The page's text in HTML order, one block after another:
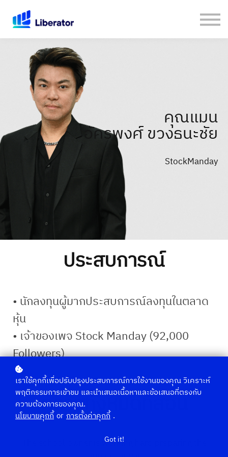
คู่มือใช้งาน Website
เปิดบัญชีกับ Liberator
คุณแมน
อัครพงศ์ ขวงธนะชัย
StockManday
ประสบการณ์
• นักลงทุนผู้มากประสบการณ์ลงทุนในตลาด
หุ้น
• เจ้าของเพจ Stock Manday (92,000
Followers)
คลาสทั้งหมดที่สอน
The school owner is working hard preparing the
เราใช้คุกกี้เพื่อปรับปรุงประสบการณ์การใช้งานของคุณ วิเคราะห์
พฤติกรรมการเข้าชม และนำเสนอเนื้อหาและข้อเสนอที่ตรงกับ
ความต้องการของคุณ.
นโยบายคุกกี้ or การตั้งค่าคุกกี้ .
Got it!